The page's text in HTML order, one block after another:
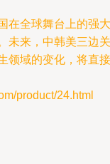
在全球舞台上的强大
未来，中韩美三边关
领域的变化，将直接
product/24.html